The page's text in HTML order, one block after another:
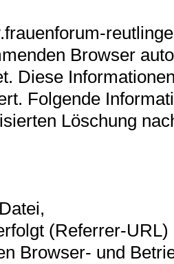
Browser
Diese
Folgende
Löschung
(Referrer-URL)
Browser- und